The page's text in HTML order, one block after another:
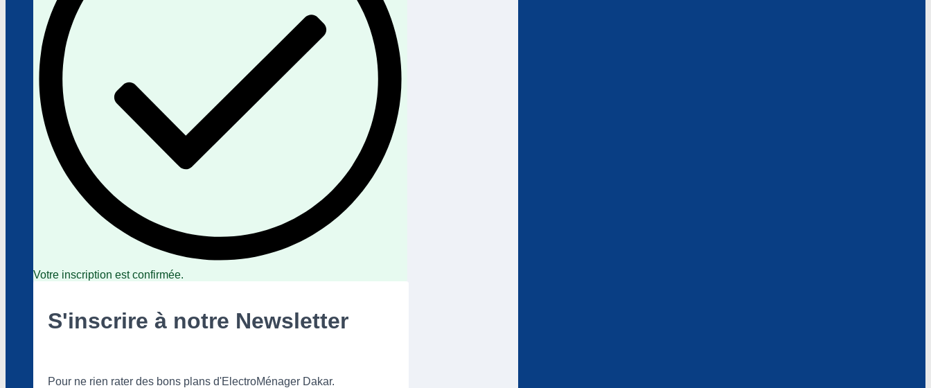
Votre inscription est confirmée.
S'inscrire à notre Newsletter
Pour ne rien rater des bons plans d'ElectroMénager Dakar.